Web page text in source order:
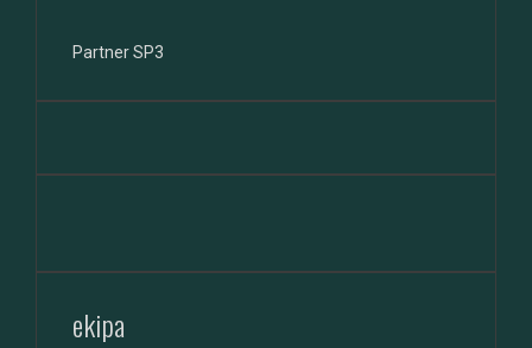
Partner SP3
ekipa